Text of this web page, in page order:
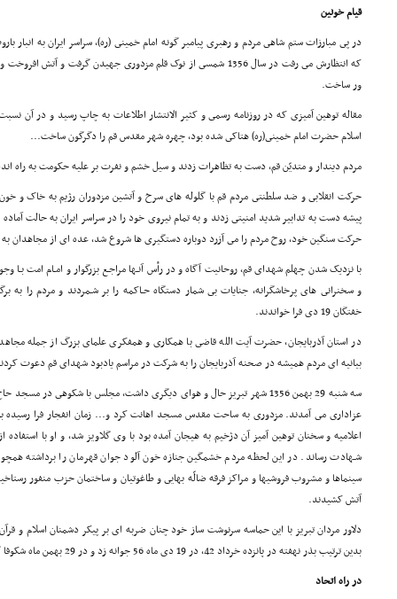
قیام خونین
در پى مبارزات ستم شاهى مردم و رهبرى پیامبر گونه امام خمینى (ره)، سراسر ایران به
که انتظارش مى رفت در سال 1356 شمسى از نوک قلم مزدورى جهیدن گرفت
ور ساخت.
مقاله توهین آمیزى که در روزنامه رسمى و کثیر الانتشار اطلاعات به چاپ رسید و در آن
اسلام حضرت امام خمینى(ره) هتاکى شده بود، چهره شهر مقدس قم را دگرگون ساخت...
مردم دیندار و متدیّن قم، دست به تظاهرات زدند و سیل خشم و نفرت بر علیه حکومت به راه
حرکت انقلابى و ضد سلطنتى مردم قم با گلوله هاى سرخ و آتشین مزدوران رژیم به خاک و
پیشه دست به تدابیر شدید امنیتى زدند و به تمام نیروى خود را در سراسر ایران به حالت
حرکت سنگین خود، روح مردم را مى آزرد دوباره دستگیرى ها شروع شد، عده اى از مجاهدان
با نزدیک شدن چهلم شهداى قم، روحانیت آگاه و در رأس آنـها مراجـع بزرگوار و امـام امت بـا
و سخنرانى هاى پرخاشگرانه، جنایات بى شمار دستگاه حـاکمه را بر شـمردند و مردم را به
خفتگان 19 دى فرا خواندند.
در استان آذربایجان، حضرت آیت الله قاضى با همکارى و همفکرى علماى بزرگ از جمله
بیانیه اى مردم همیشه در صحنه آذربایجان را به شرکت در مراسم یادبود شهداى قم دعوت
سه شنبه 29 بهمن 1356 شهر تبریز حال و هواى دیگرى داشت، مجلس با شکوهى در
عزادارى مى آمدند. مزدورى به ساحت مقدس مسجد اهانت کرد و... زمان انفجار فرا رسیده
اعلامیه و سخنان توهین آمیز آن دژخیم به هیجان آمده بود با وى گلاویز شد، و او با
شـهادت رساند. در این لحظه مردم خشمگین جنازه خون آلود جوان قهرمان را برداشته
سینماها و مشروب فروشیها و مراکز فرقه ضالّه بهایى و طاغوتیان و ساختمان حزب منفور
آتش کشیدند.
دلاور مردان تبریز با این حماسه سرنوشت ساز خود چنان ضربه اى بر پیکر دشمنان اسلام و
بدین ترتیب بذر نهفته در پانزده خرداد 42، در 19 دى ماه 56 جوانه زد و در 29 بهمن ماه شکوفا گردید و 22 بهمن 57 به بار نشست.
در راه اتحاد